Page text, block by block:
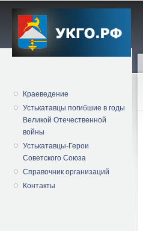
Краеведение
Устькатавцы погибшие в годы
Великой Отечественной
войны
Устькатавцы-Герои
Советского Союза
Справочник организаций
Контакты